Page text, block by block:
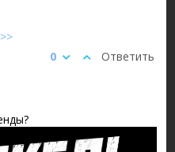
Ответить
0